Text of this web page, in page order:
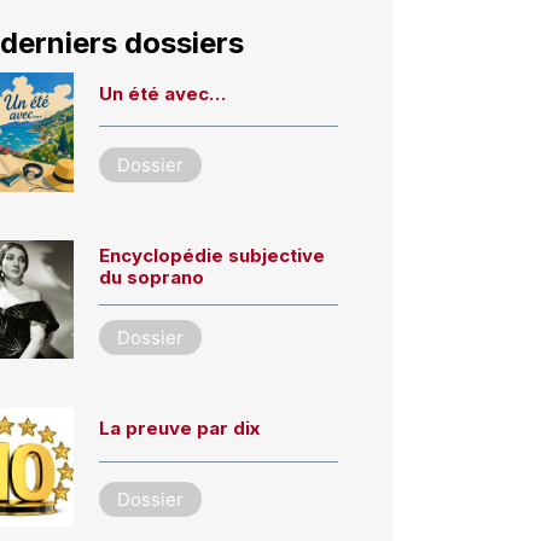
dossiers
Un été avec…
Dossier
Encyclopédie subjective
du soprano
Dossier
La preuve par dix
Dossier